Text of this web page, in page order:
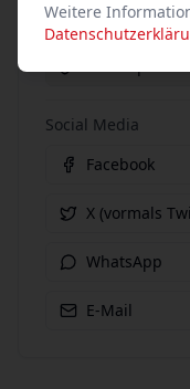
Event teilen
Social Media
Facebook
X (vormals
WhatsApp
E-Mail
Weitere